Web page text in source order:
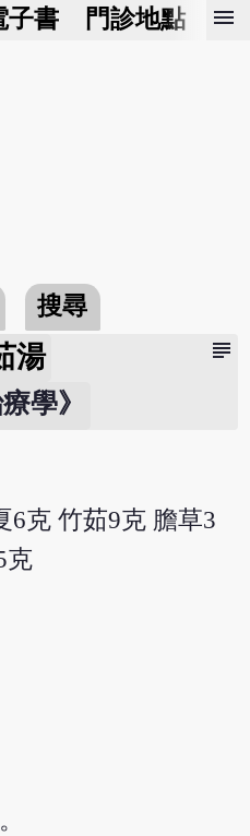
子書 門診地點 預
menu
搜尋
subject
湯
學》
6克 竹茹9克 膽草3
克